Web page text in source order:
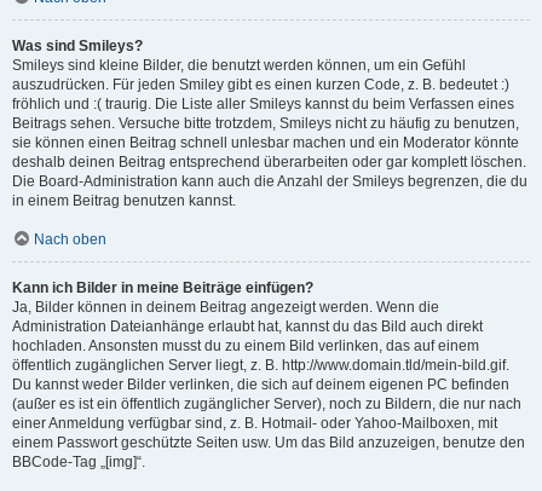
Was sind Smileys?
Smileys sind kleine Bilder, die benutzt werden können, um ein Gefühl
auszudrücken. Für jeden Smiley gibt es einen kurzen Code, z. B. bedeutet :)
fröhlich und :( traurig. Die Liste aller Smileys kannst du beim Verfassen eines
Beitrags sehen. Versuche bitte trotzdem, Smileys nicht zu häufig zu benutzen,
sie können einen Beitrag schnell unlesbar machen und ein Moderator könnte
deshalb deinen Beitrag entsprechend überarbeiten oder gar komplett löschen.
Die Board-Administration kann auch die Anzahl der Smileys begrenzen, die du
in einem Beitrag benutzen kannst.
Nach oben
Kann ich Bilder in meine Beiträge einfügen?
Ja, Bilder können in deinem Beitrag angezeigt werden. Wenn die
Administration Dateianhänge erlaubt hat, kannst du das Bild auch direkt
hochladen. Ansonsten musst du zu einem Bild verlinken, das auf einem
öffentlich zugänglichen Server liegt, z. B. http://www.domain.tld/mein-bild.gif.
Du kannst weder Bilder verlinken, die sich auf deinem eigenen PC befinden
(außer es ist ein öffentlich zugänglicher Server), noch zu Bildern, die nur nach
einer Anmeldung verfügbar sind, z. B. Hotmail- oder Yahoo-Mailboxen, mit
einem Passwort geschützte Seiten usw. Um das Bild anzuzeigen, benutze den
BBCode-Tag „[img]“.